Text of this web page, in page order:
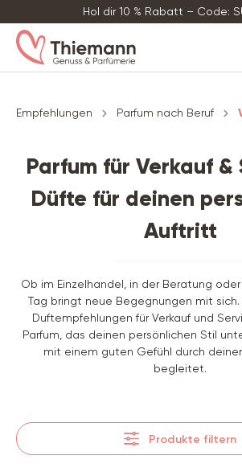
Hol dir 10 % Rabatt – Code:
Empfehlungen Parfum nach Beruf
Parfum für Verkauf &
Düfte für deinen
Auftritt
Ob im Einzelhandel, in der Beratung
Tag bringt neue Begegnungen mit sich.
Duftempfehlungen für Verkauf und
Parfum, das deinen persönlichen Stil
mit einem guten Gefühl durch
begleitet.
Produkte filtern